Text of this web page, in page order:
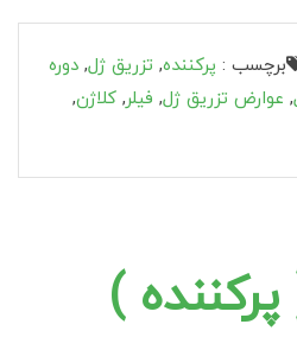
برچسب : پرکننده, تزریق ژل,دوره
, عوارض تزریق ژل, فیلر,کلاژن,
)